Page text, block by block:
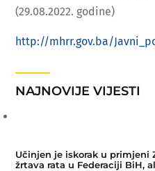
(29.08.2022. godine)
http://mhrr.gov.ba/
NAJNOVIJE VIJESTI
Učinjen je iskorak u primjeni
žrtava rata u Federaciji BiH,